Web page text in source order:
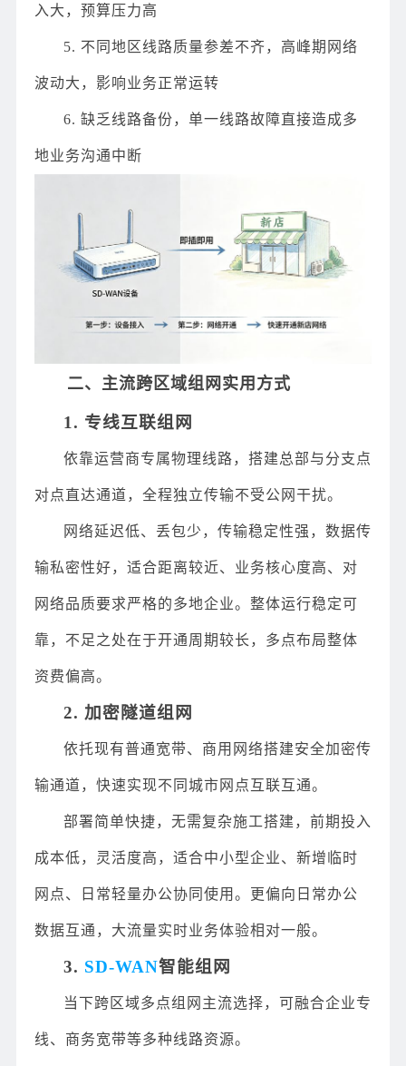
入大，预算压力高
5. 不同地区线路质量参差不齐，高峰期网络
波动大，影响业务正常运转
6. 缺乏线路备份，单一线路故障直接造成多
地业务沟通中断
二、主流跨区域组网实用方式
1. 专线互联组网
依靠运营商专属物理线路，搭建总部与分支点
对点直达通道，全程独立传输不受公网干扰。
网络延迟低、丢包少，传输稳定性强，数据传
输私密性好，适合距离较近、业务核心度高、对
网络品质要求严格的多地企业。整体运行稳定可
靠，不足之处在于开通周期较长，多点布局整体
资费偏高。
2. 加密隧道组网
依托现有普通宽带、商用网络搭建安全加密传
输通道，快速实现不同城市网点互联互通。
部署简单快捷，无需复杂施工搭建，前期投入
成本低，灵活度高，适合中小型企业、新增临时
网点、日常轻量办公协同使用。更偏向日常办公
数据互通，大流量实时业务体验相对一般。
3. SD-WAN智能组网
当下跨区域多点组网主流选择，可融合企业专
线、商务宽带等多种线路资源。